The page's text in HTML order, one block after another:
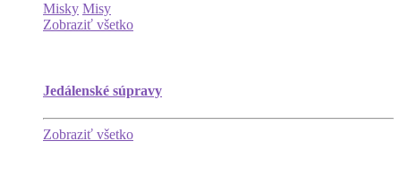
Misky Misy
Zobraziť všetko
Jedálenské súpravy
Zobraziť všetko